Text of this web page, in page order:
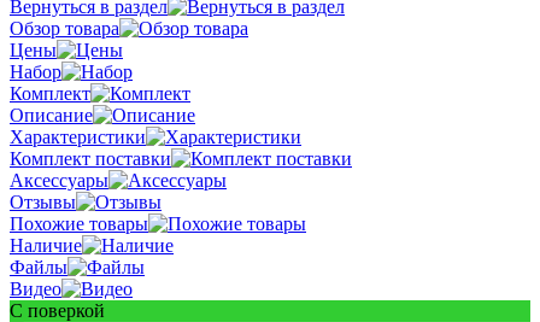
Вернуться в раздел
Обзор товара
Цены
Набор
Комплект
Описание
Характеристики
Комплект поставки
Аксессуары
Отзывы
Похожие товары
Наличие
Файлы
Видео
С поверкой